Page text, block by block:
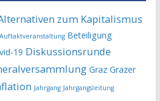
zum Kapitalismus
Auftaktveranstaltung Beteiligung
19 Diskussionsrunde
Graz Grazer
Jahrgang Jahrgangsleitung